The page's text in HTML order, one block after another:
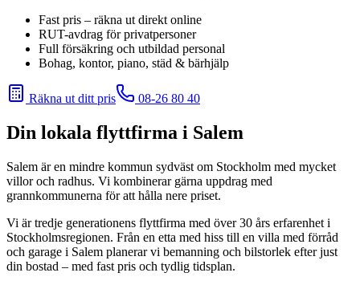
Fast pris – räkna ut direkt online
RUT-avdrag för privatpersoner
Full försäkring och utbildad personal
Bohag, kontor, piano, städ & bärhjälp
Räkna ut ditt pris 08-26 80 40
Din lokala flyttfirma i Salem
Salem är en mindre kommun sydväst om Stockholm med mycket
villor och radhus. Vi kombinerar gärna uppdrag med
grannkommunerna för att hålla nere priset.
Vi är tredje generationens flyttfirma med över 30 års erfarenhet i
Stockholmsregionen. Från en etta med hiss till en villa med förråd
och garage i Salem planerar vi bemanning och bilstorlek efter just
din bostad – med fast pris och tydlig tidsplan.